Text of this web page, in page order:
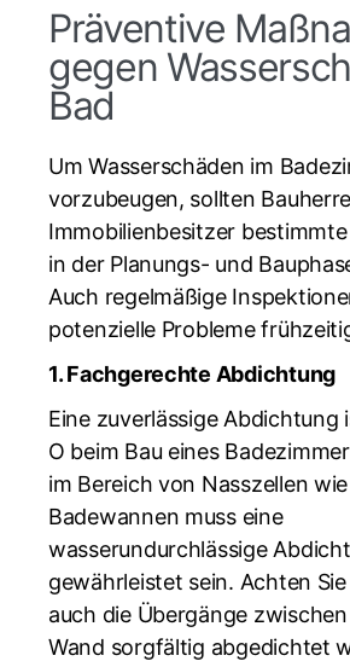
Präventive
gegen
Bad
Um Wasserschäden im
vorzubeugen, sollten
Immobilienbesitzer
in der Planungs- und
Auch regelmäßige
potenzielle Probleme
1. Fachgerechte Abdichtung
Eine zuverlässige Abdichtung
O beim Bau eines
im Bereich von Nasszellen
Badewannen muss eine
wasserundurchlässige
gewährleistet sein. Achten
auch die Übergänge
Wand sorgfältig abgedichtet